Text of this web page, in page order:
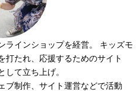
ラインショップを経営。 キッズモ
打たれ、応援するためのサイト
して立ち上げ。
ブ制作、サイト運営などで活動